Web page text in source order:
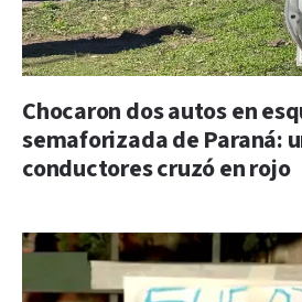
Chocaron dos autos en
semaforizada de Paraná:
conductores cruzó en rojo